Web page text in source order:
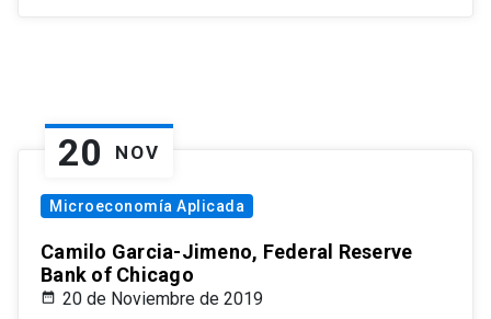
20 NOV
Microeconomía Aplicada
Camilo Garcia-Jimeno, Federal Reserve
Bank of Chicago
20 de Noviembre de 2019